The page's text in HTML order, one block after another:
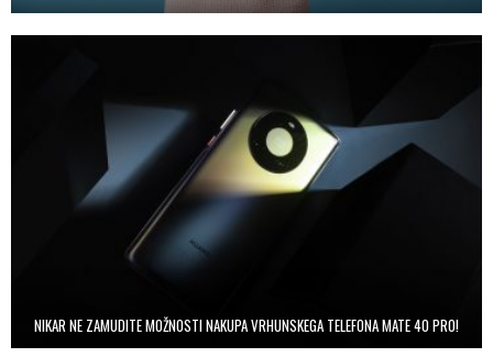
NIKAR NE ZAMUDITE MOŽNOSTI NAKUPA VRHUNSKEGA TELEFONA MATE 40 PRO!